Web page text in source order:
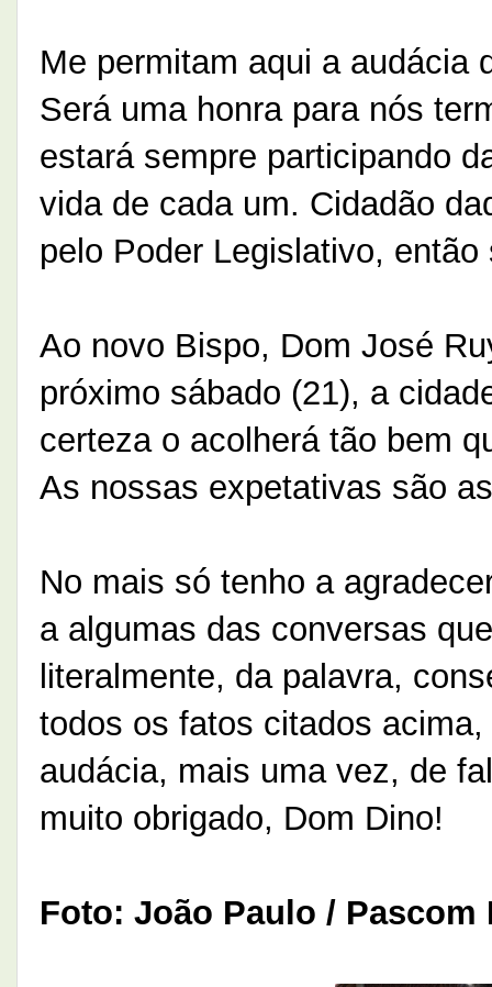
Me permitam aqui a audácia
Será uma honra para nós
estará sempre participando
vida de cada um. Cidadão
pelo Poder Legislativo,
Ao novo Bispo, Dom José
próximo sábado (21), a
certeza o acolherá tão bem
As nossas expetativas são
No mais só tenho a
a algumas das conversas
literalmente, da palavra,
todos os fatos citados
audácia, mais uma vez, de
muito obrigado, Dom Dino!
Foto: João Paulo / Pascom